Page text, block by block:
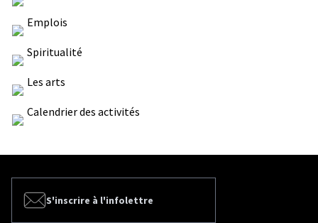
Emplois
Spiritualité
Les arts
Calendrier des activités
S'inscrire à l'infolettre